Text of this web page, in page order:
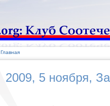
Главная
2009, 5 ноября,